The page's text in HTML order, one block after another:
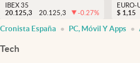
Criptomonedas
España
NOTICIAS
FINANZAS
EURO
IBEX 35
20.125,3
20.125,3 -0.27%
EURO-
$ 1,15
Cronista España PC, Móvil Y Apps
Tech